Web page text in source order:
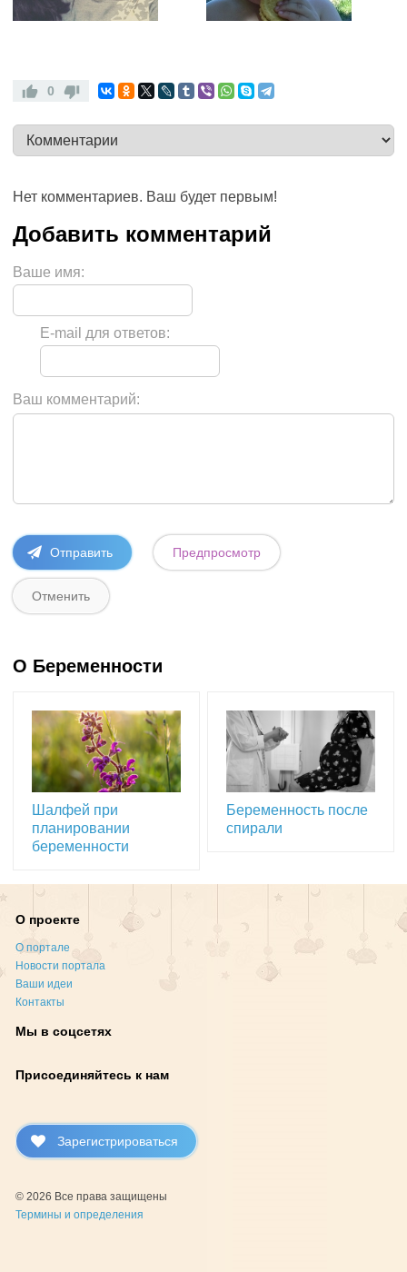
0
Нет комментариев. Ваш будет первым!
Ваше имя:
E-mail для ответов:
Ваш комментарий:
О Беременности
Шалфей при
планировании
беременности
Беременность после
спирали
О проекте
О портале
Новости портала
Ваши идеи
Контакты
Мы в соцсетях
Присоединяйтесь к нам
Зарегистрироваться
© 2026 Все права защищены
Термины и определения